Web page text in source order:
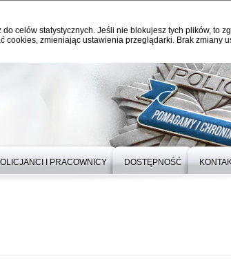
celów statystycznych. Jeśli nie blokujesz tych plików, to
zmieniając ustawienia przeglądarki. Brak zmiany
I PRACOWNICY DOSTĘPNOŚĆ